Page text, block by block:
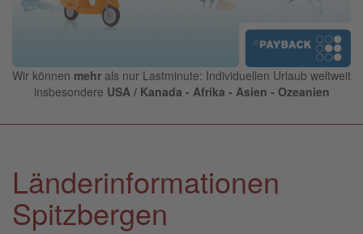
Wir können mehr als nur Lastminute: Individuellen Urlaub weltweit
insbesondere USA / Kanada - Afrika - Asien - Ozeanien
Länderinformationen
Spitzbergen